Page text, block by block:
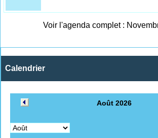
Voir l'agenda complet :
Calendrier